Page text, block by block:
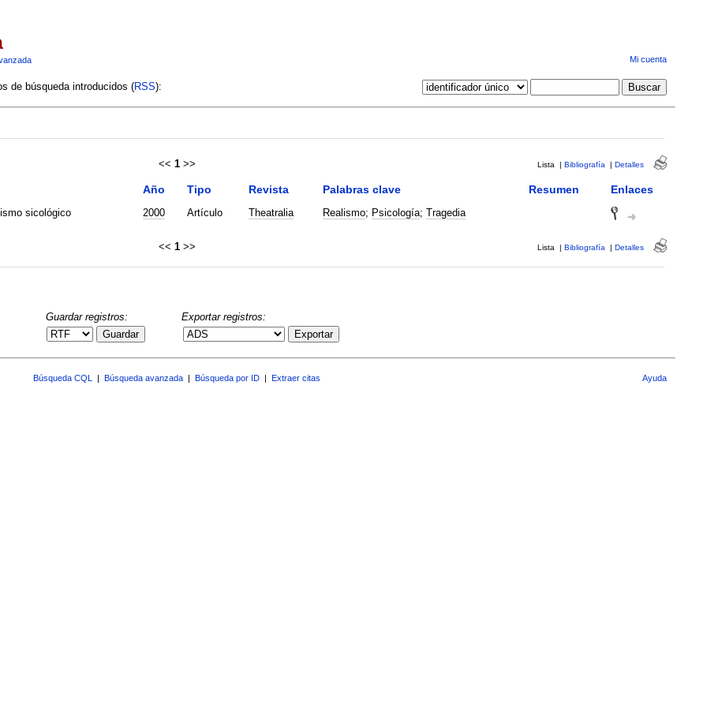
Mi cuenta
de búsqueda introducidos (RSS):
<< 1 >> Lista | Bibliografía | Detalles
Año Tipo Revista Palabras clave Resumen Enlaces
sicológico 2000 Artículo Theatralia Realismo; Psicología; Tragedia
<< 1 >> Lista | Bibliografía | Detalles
Guardar registros:
Guardar
Exportar registros:
Exportar
Búsqueda CQL Búsqueda avanzada Búsqueda por ID Extraer citas Ayuda